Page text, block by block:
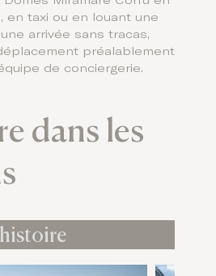
en taxi ou en louant une
arrivée sans tracas,
préalablement
de conciergerie.
dans les